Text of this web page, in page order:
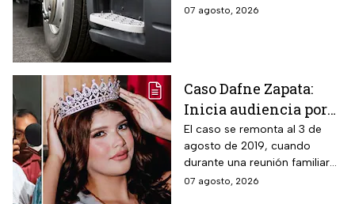
intentaba cruzar la avenida
07 agosto, 2026
Caso Dafne Zapata:
Inicia audiencia por
abuso sexual
cometido por su padre
El caso se remonta al 3 de
agosto de 2019, cuando
durante una reunión familiar
celebrada en la casa de la
07 agosto, 2026